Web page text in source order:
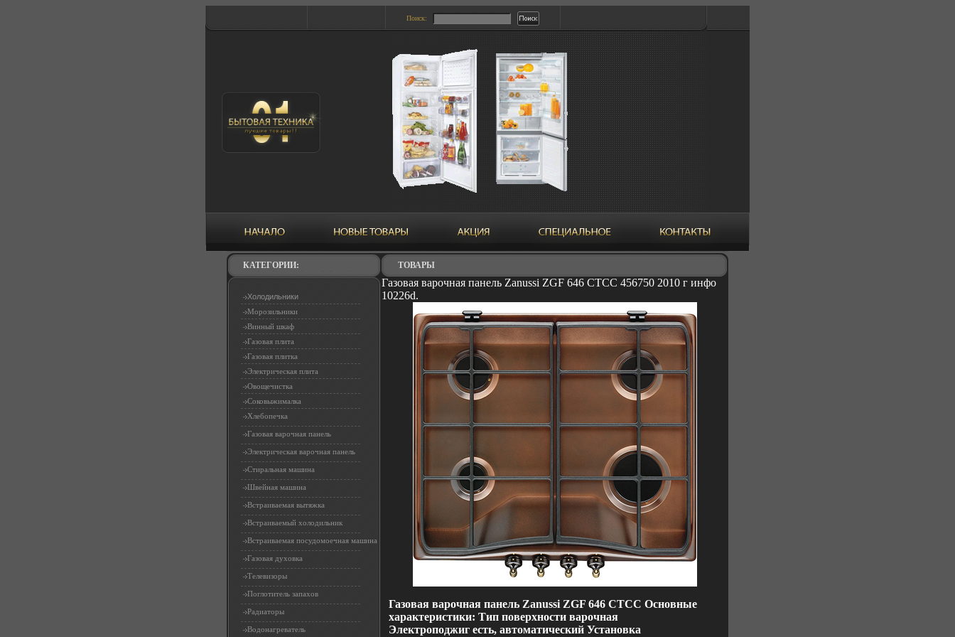
Поиск:
КАТЕГОРИИ:
Холодильники
Морозильники
Винный шкаф
Газовая плита
Газовая плитка
Электрическая плита
Овощечистка
Соковыжималка
Хлебопечка
Газовая варочная панель
Электрическая варочная панель
Стиральная машина
Швейная машина
Встраиваемая вытяжка
Встраиваемый холодильник
Встраиваемая посудомоечная машина
Газовая духовка
Телевизоры
Поглотитель запахов
Радиаторы
Водонагреватель
ТОВАРЫ
Газовая варочная панель Zanussi ZGF 646 CTCC 456750 2010 г инфо
10226d.
Газовая варочная панель Zanussi ZGF 646 CTCC Основные
характеристики: Тип поверхности варочная
Электроподжиг есть, автоматический Установка